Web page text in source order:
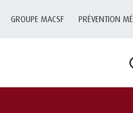
GROUPE MACSF PRÉVENTION